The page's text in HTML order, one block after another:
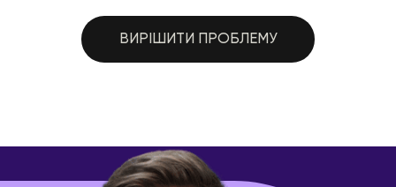
ВИРІШИТИ ПРОБЛЕМУ